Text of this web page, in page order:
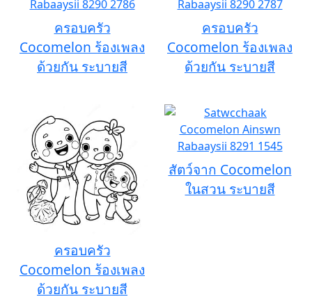
ครอบครัว
Cocomelon ร้องเพลง
ด้วยกัน ระบายสี
ครอบครัว
Cocomelon ร้องเพลง
ด้วยกัน ระบายสี
ครอบครัว
Cocomelon ร้องเพลง
ด้วยกัน ระบายสี
สัตว์จาก Cocomelon
ในสวน ระบายสี